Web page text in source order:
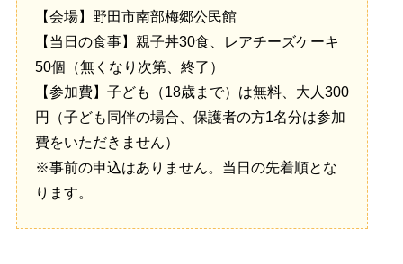
【会場】野田市南部梅郷公民館
【当日の食事】親子丼30食、レアチーズケーキ
50個（無くなり次第、終了）
【参加費】子ども（18歳まで）は無料、大人300
円（子ども同伴の場合、保護者の方1名分は参加
費をいただきません）
※事前の申込はありません。当日の先着順とな
ります。